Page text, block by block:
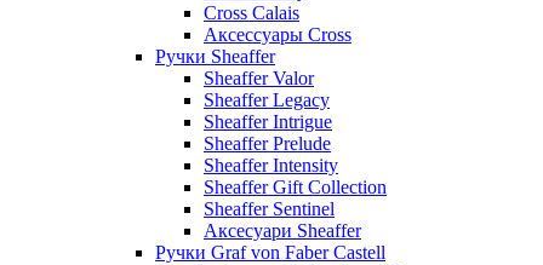
Cross Calais
Аксессуары Cross
Ручки Sheaffer
Sheaffer Valor
Sheaffer Legacy
Sheaffer Intrigue
Sheaffer Prelude
Sheaffer Intensity
Sheaffer Gift Collection
Sheaffer Sentinel
Аксесуари Sheaffer
Ручки Graf von Faber Castell